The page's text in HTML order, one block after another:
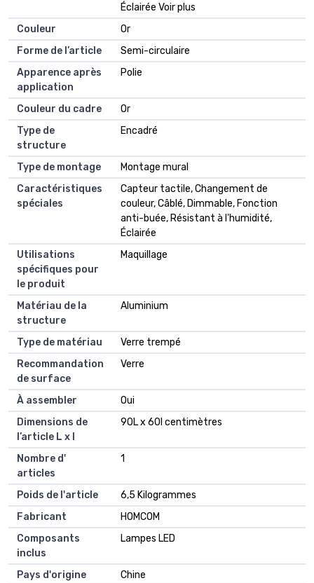
Éclairée Voir plus
Couleur
Or
Forme de l’article
Semi-circulaire
Apparence après
application
Polie
Couleur du cadre
Or
Type de
structure
Encadré
Type de montage
Montage mural
Caractéristiques
spéciales
Capteur tactile, Changement de
couleur, Câblé, Dimmable, Fonction
anti-buée, Résistant à l'humidité,
Éclairée
Utilisations
spécifiques pour
le produit
Maquillage
Matériau de la
structure
Aluminium
Type de matériau
Verre trempé
Recommandation
de surface
Verre
À assembler
Oui
Dimensions de
l’article L x l
90L x 60l centimètres
Nombre d'
articles
1
Poids de l'article
6,5 Kilogrammes
Fabricant
HOMCOM
Composants
inclus
Lampes LED
Pays d'origine
Chine